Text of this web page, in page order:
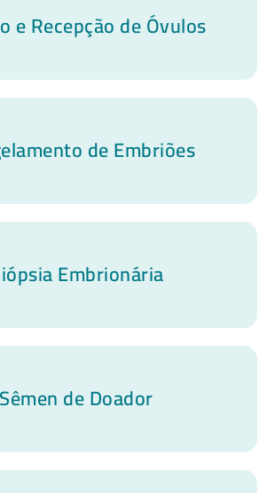
e Recepção de Óvulos
de Embriões
Embrionária
Sêmen de Doador